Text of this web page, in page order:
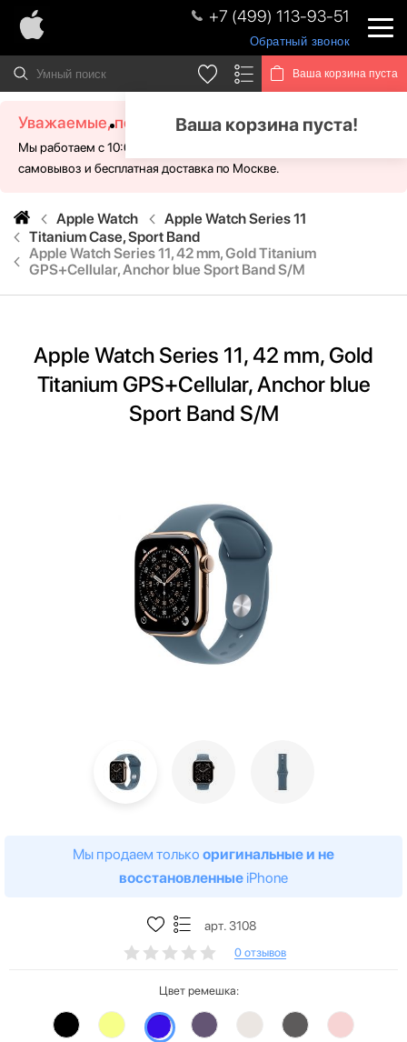
+7 (499) 113-93-51
Обратный звонок
Ваша корзина пуста
Ваша корзина пуста!
Уважаемые, посетители!
Мы работаем с 10:00 - 21:00 без выходных. Для Вас доступен
самовывоз и бесплатная доставка по Москве.
Apple Watch
Apple Watch Series 11
Titanium Case, Sport Band
Apple Watch Series 11, 42 mm, Gold Titanium
GPS+Cellular, Anchor blue Sport Band S/M
Apple Watch Series 11, 42 mm, Gold
Titanium GPS+Cellular, Anchor blue
Sport Band S/M
Мы продаем только оригинальные и не
восстановленные iPhone
арт. 3108
0 отзывов
Цвет ремешка: